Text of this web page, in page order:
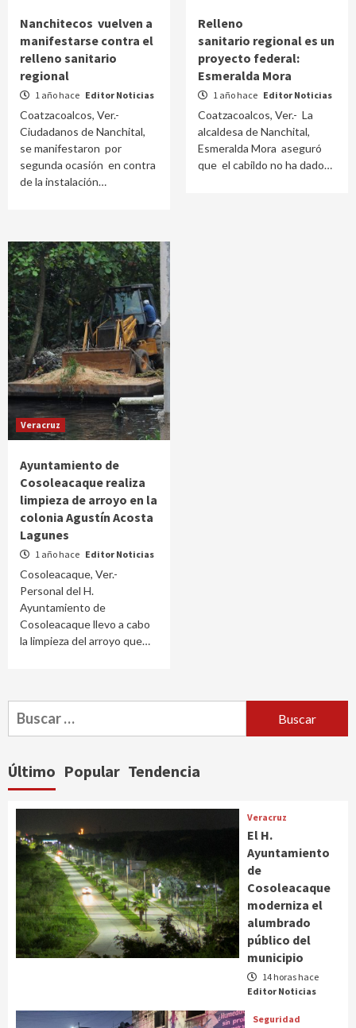
Nanchitecos vuelven a
manifestarse contra el
relleno sanitario
regional
1 año hace Editor Noticias
Coatzacoalcos, Ver.-
Ciudadanos de Nanchital,
se manifestaron por
segunda ocasión en contra
de la instalación…
Relleno
sanitario regional es un
proyecto federal:
Esmeralda Mora
1 año hace Editor Noticias
Coatzacoalcos, Ver.- La
alcaldesa de Nanchital,
Esmeralda Mora aseguró
que el cabildo no ha dado…
Veracruz
Ayuntamiento de
Cosoleacaque realiza
limpieza de arroyo en la
colonia Agustín Acosta
Lagunes
1 año hace Editor Noticias
Cosoleacaque, Ver.-
Personal del H.
Ayuntamiento de
Cosoleacaque llevo a cabo
la limpieza del arroyo que…
Buscar:
Último Popular Tendencia
Veracruz
El H.
Ayuntamiento
de
Cosoleacaque
moderniza el
alumbrado
público del
municipio
14 horas hace
Editor Noticias
Seguridad